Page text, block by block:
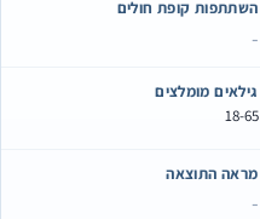
השתתפות קופת חולים
-
גילאים מומלצים
18-65
מראה התוצאה
-